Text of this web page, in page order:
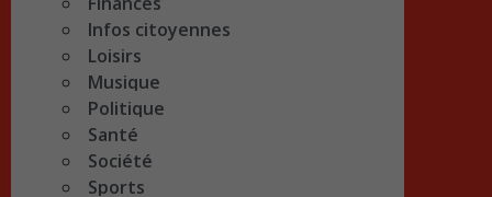
Infos citoyennes
Loisirs
Musique
Politique
Santé
Société
Sports